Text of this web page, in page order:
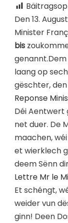
Den 13.
Minister
bis
laang op
gëschter, den
Reponse
Déi
net duer. De
maachen,
et wierklech
deem Sënn
Lettre Mr le
Et schéngt,
weider vun
ginn! Deen